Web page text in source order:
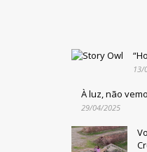
13/
À luz, não
29/04/2025